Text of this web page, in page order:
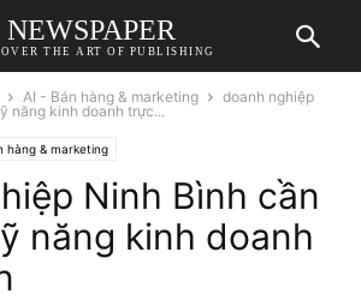
NEWSPAPER
THE ART OF PUBLISHING
AI - Bán hàng & marketing
doanh nghiệp
năng kinh doanh trực...
hàng & marketing
Ninh Bình cần
năng kinh doanh